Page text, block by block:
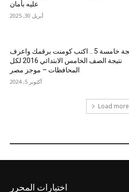
عليه بأمان
أبريل 30, 2025
نتيجة خامسة 5 .. اكتب كومنت برقمك واعرف
نتيجة الصف الخامس الابتدائي 2016 لكل
المحافظات – موجز مصر
أكتوبر 5, 2024
Load more
اختيارات المحرر